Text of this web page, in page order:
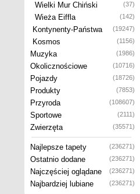
Wielki Mur Chiński (37)
Wieża Eiffla (142)
Kontynenty-Państwa (19247)
Kosmos (1156)
Muzyka (1986)
Okolicznościowe (10716)
Pojazdy (18726)
Produkty (7853)
Przyroda (108607)
Sportowe (2111)
Zwierzęta (35571)
Najlepsze tapety (236271)
Ostatnio dodane (236271)
Najczęściej oglądane (236271)
Najbardziej lubiane (236271)